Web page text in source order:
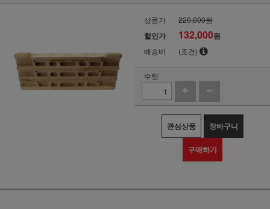
상품가 220,000원
할인가 132,000원
배송비 (조건)
수량
관심상품 장바구니
구매하기